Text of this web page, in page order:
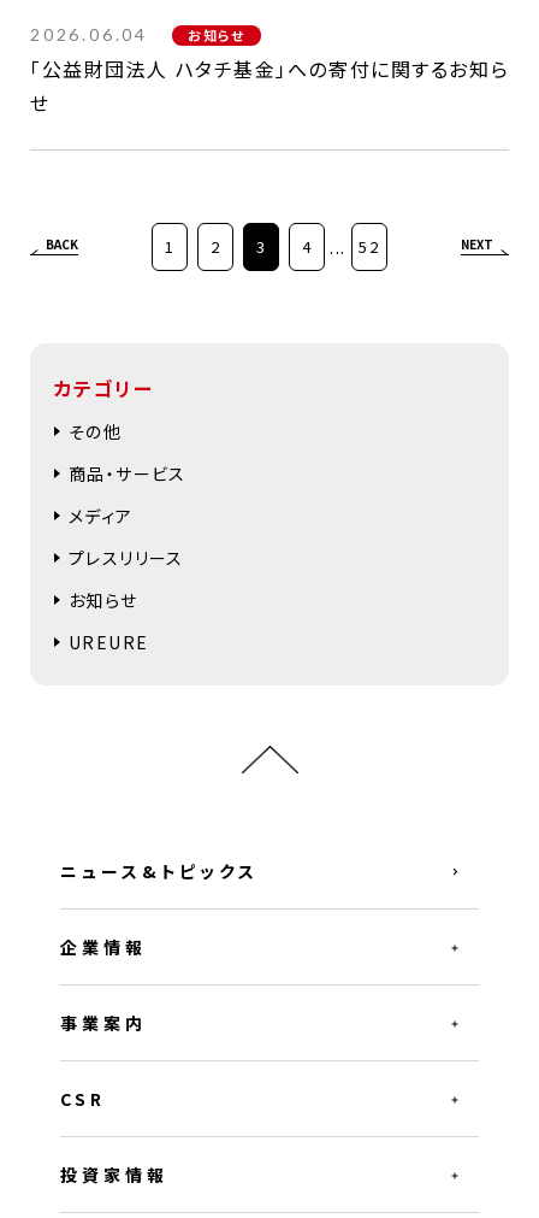
2026.06.04 お知らせ
「公益財団法人 ハタチ基金」への寄付に関するお知ら
せ
BACK 1 2 3 4 ... 52 NEXT
カテゴリー
その他
商品・サービス
メディア
プレスリリース
お知らせ
UREURE
ニュース&トピックス
企業情報
事業案内
CSR
投資家情報